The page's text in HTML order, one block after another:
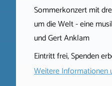
Sommerkonzert mit
um die Welt - eine
und Gert Anklam
Eintritt frei, Spenden
Weitere